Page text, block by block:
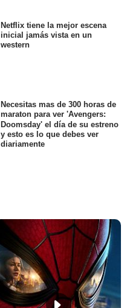
Netflix tiene la mejor escena
inicial jamás vista en un
western
Necesitas mas de 300 horas de
maraton para ver 'Avengers:
Doomsday' el día de su estreno
y esto es lo que debes ver
diariamente